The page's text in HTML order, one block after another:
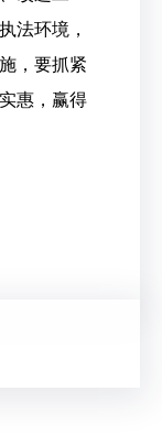
法环境，
，要抓紧
惠，赢得